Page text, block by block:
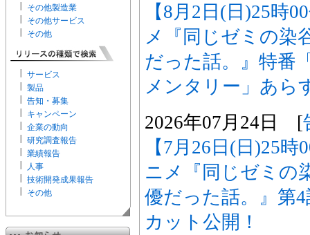
その他製造業
その他サービス
その他
サービス
製品
告知・募集
キャンペーン
企業の動向
研究調査報告
業績報告
人事
技術開発成果報告
その他
【8月2日(日)25時
メ『同じゼミの染
だった話。』特番
メンタリー」あら
2026年07月24日 [
【7月26日(日)25
ニメ『同じゼミの
優だった話。』第
カット公開！